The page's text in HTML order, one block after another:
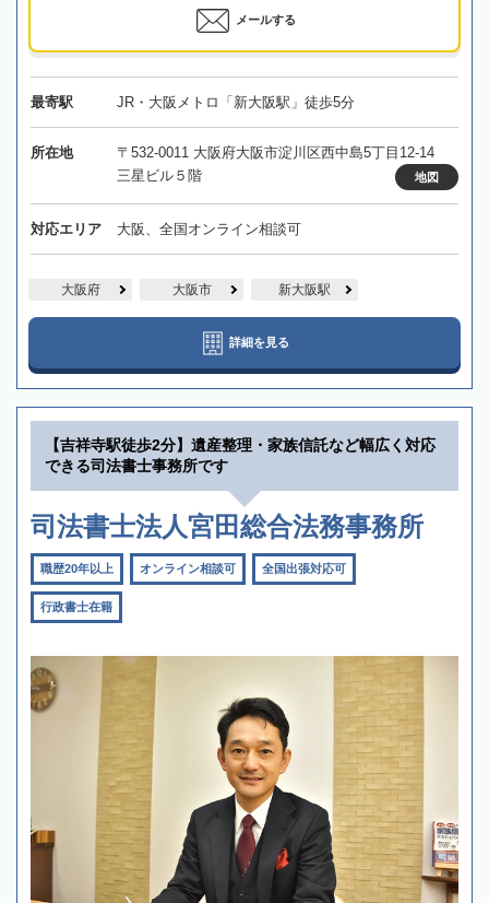
メールする
最寄駅 JR・大阪メトロ「新大阪駅」徒歩5分
所在地
〒532-0011 大阪府大阪市淀川区西中島5丁目12-14
三星ビル５階
地図
対応エリア 大阪、全国オンライン相談可
大阪府 大阪市 新大阪駅
詳細を見る
【吉祥寺駅徒歩2分】遺産整理・家族信託など幅広く対応
できる司法書士事務所です
司法書士法人宮田総合法務事務所
職歴20年以上 オンライン相談可 全国出張対応可
行政書士在籍